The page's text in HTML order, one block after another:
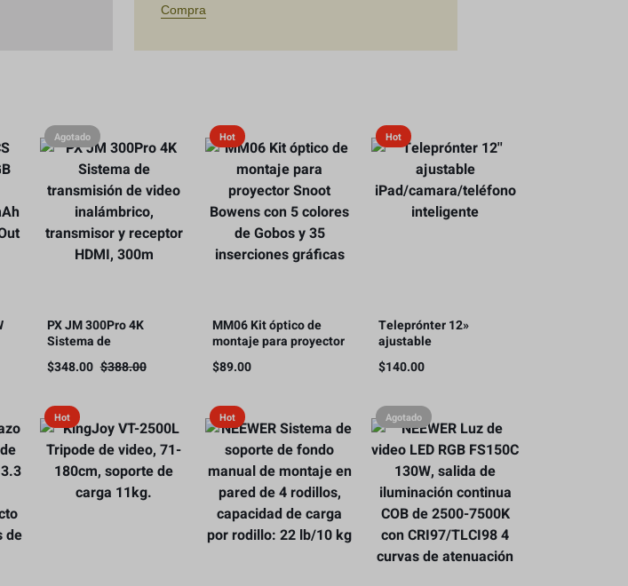
Compra
Agotado
PX JM 300Pro 4K
Sistema de
transmisión de video
inalámbrico,
HDMI, 300m
$388.00
$348.00
Hot
MM06 Kit óptico de
montaje para proyector
Snoot Bowens con 5
colores de Gobos y 35
$89.00
Hot
Teleprónter 12»
ajustable
iPad/camara/teléfono
inteligente
$140.00
Hot Hot Agotado